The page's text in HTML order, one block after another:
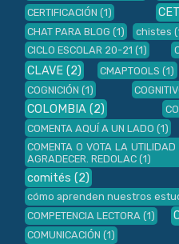
CERTIFICACIÓN (1)
CHAT PARA BLOG (1) chistes
CICLO ESCOLAR 20-21 (1)
CLAVE (2) CMAPTOOLS (1)
COGNICIÓN (1)
COLOMBIA (2)
COMENTA AQUÍ A UN LADO (1)
COMENTA O VOTA LA UTILIDAD
AGRADECER. REDOLAC (1)
comités (2)
cómo aprenden nuestros
COMPETENCIA LECTORA (1)
COMUNICACIÓN (1)